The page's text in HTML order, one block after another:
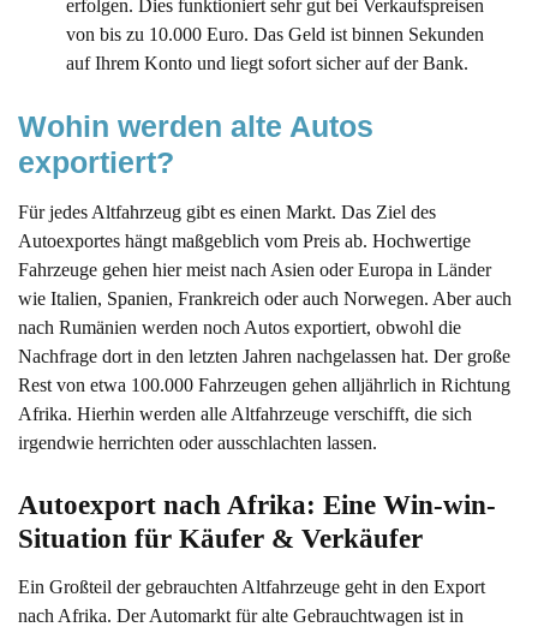
erfolgen. Dies funktioniert sehr gut bei Verkaufspreisen
von bis zu 10.000 Euro. Das Geld ist binnen Sekunden
auf Ihrem Konto und liegt sofort sicher auf der Bank.
Wohin werden alte Autos
exportiert?
Für jedes Altfahrzeug gibt es einen Markt. Das Ziel des
Autoexportes hängt maßgeblich vom Preis ab. Hochwertige
Fahrzeuge gehen hier meist nach Asien oder Europa in Länder
wie Italien, Spanien, Frankreich oder auch Norwegen. Aber auch
nach Rumänien werden noch Autos exportiert, obwohl die
Nachfrage dort in den letzten Jahren nachgelassen hat. Der große
Rest von etwa 100.000 Fahrzeugen gehen alljährlich in Richtung
Afrika. Hierhin werden alle Altfahrzeuge verschifft, die sich
irgendwie herrichten oder ausschlachten lassen.
Autoexport nach Afrika: Eine Win-win-
Situation für Käufer & Verkäufer
Ein Großteil der gebrauchten Altfahrzeuge geht in den Export
nach Afrika. Der Automarkt für alte Gebrauchtwagen ist in